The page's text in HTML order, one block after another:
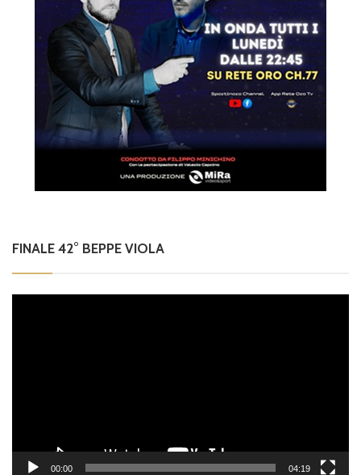
FINALE 42° BEPPE VIOLA
00:00 04:19